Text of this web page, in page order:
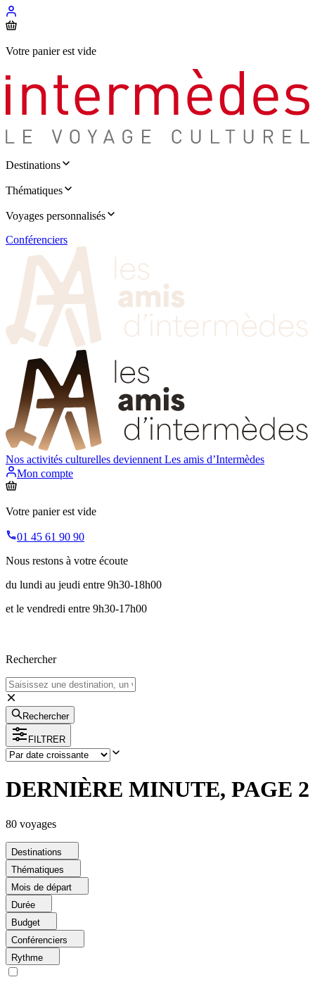
Votre panier est vide
Destinations
Thématiques
Voyages personnalisés
Conférenciers
Nos activités culturelles deviennent Les amis d’Intermèdes
Mon compte
Votre panier est vide
01 45 61 90 90
Nous restons à votre écoute
du lundi au jeudi entre 9h30-18h00
et le vendredi entre 9h30-17h00
Rechercher
Rechercher
FILTRER
DERNIÈRE MINUTE, PAGE 2
80 voyages
Destinations
Thématiques
Mois de départ
Durée
Budget
Conférenciers
Rythme